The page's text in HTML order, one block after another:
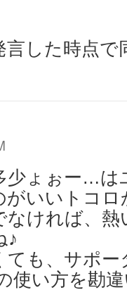
した時点で
少ょぉー…は
がいいトコ
なければ、
♪
ても、サポー
使い方を勘